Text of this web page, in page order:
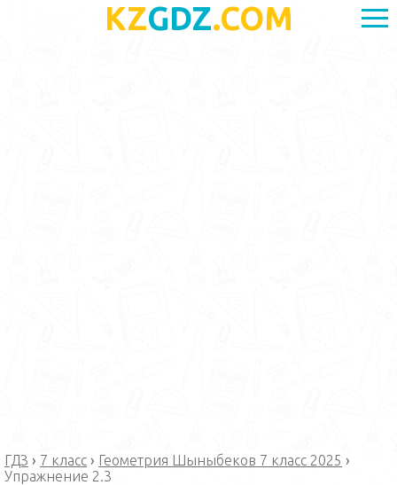
KZGDZ.COM
ГДЗ › 7 класс › Геометрия Шыныбеков 7 класс 2025 ›
Упражнение 2.3